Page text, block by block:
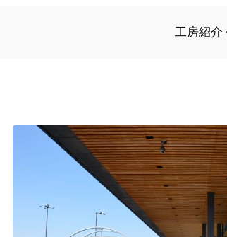
工房紹介